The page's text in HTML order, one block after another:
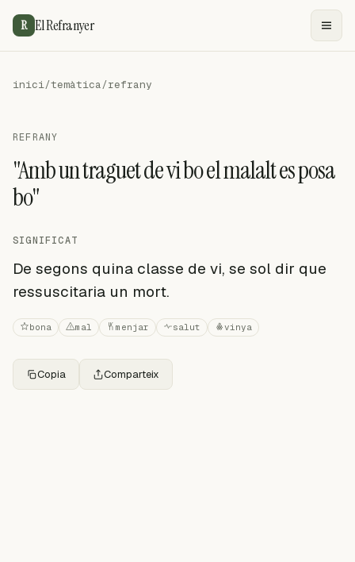
R El Refranyer
inici/temàtica/refrany
REFRANY
"Amb un traguet de vi bo el malalt es posa
bo"
SIGNIFICAT
De segons quina classe de vi, se sol dir que
ressuscitaria un mort.
bona mal menjar salut vinya
Copia Comparteix